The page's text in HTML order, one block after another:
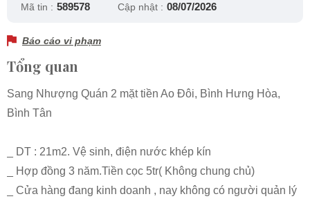
Mã tin : 589578 Cập nhật : 08/07/2026
Báo cáo vi phạm
Tổng quan
Sang Nhượng Quán 2 mặt tiền Ao Đôi, Bình Hưng Hòa,
Bình Tân
_ DT : 21m2. Vệ sinh, điện nước khép kín
_ Hợp đồng 3 năm.Tiền cọc 5tr( Không chung chủ)
_ Cửa hàng đang kinh doanh , nay không có người quản lý